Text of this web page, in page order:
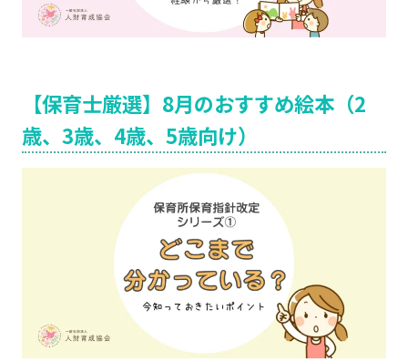
【保育士厳選】8月のおすすめ絵本（2
歳、3歳、4歳、5歳向け）